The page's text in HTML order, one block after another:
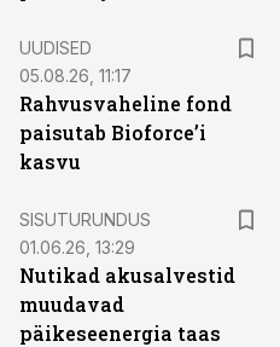
UUDISED
05.08.26, 11:17
Rahvusvaheline fond
paisutab Bioforce’i
kasvu
SISUTURUNDUS
01.06.26, 13:29
Nutikad akusalvestid
muudavad
päikeseenergia taas